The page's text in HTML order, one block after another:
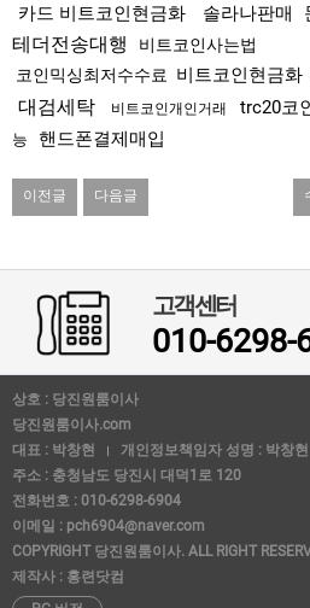
카드 비트코인현금화 솔라나판매
테더전송대행
비트코인사는법
코인믹싱최저수수료
비트코인현금화
대검세탁 비트코인개인거래 trc20코
능
핸드폰결제매입
이전글 다음글
고객센터
010-6298-
상호 : 당진원룸이사
당진원룸이사.com
대표 : 박창현
개인정보책임자 성명 : 박창현
주소 : 충청남도 당진시 대덕1로 120
전화번호 : 010-6298-6904
이메일 : pch6904@naver.com
COPYRIGHT 당진원룸이사. ALL RIGHT
제작사 : 홍련닷컴